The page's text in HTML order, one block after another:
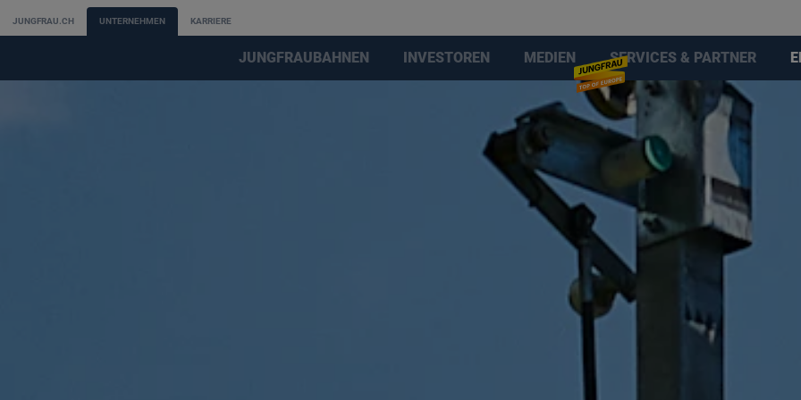
JUNGFRAU.CH UNTERNEHMEN KARRIERE
JUNGFRAUBAHNEN INVESTOREN MEDIEN SERVICES & PARTNER